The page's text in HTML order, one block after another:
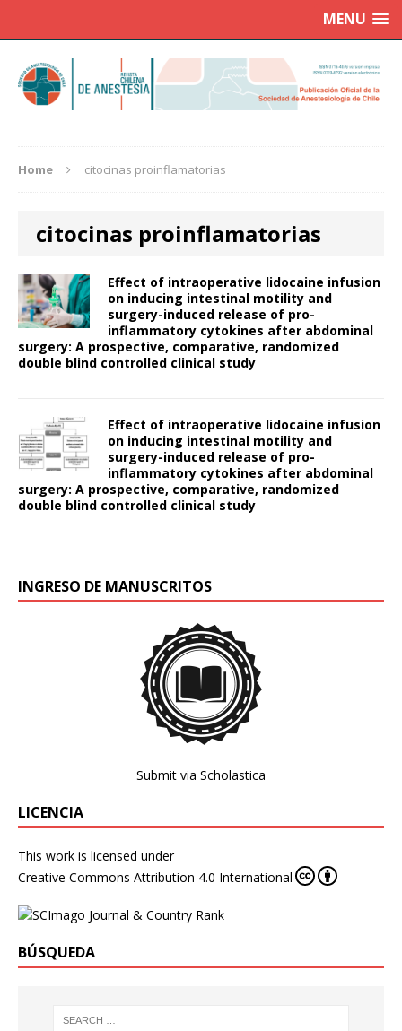
MENU
Home citocinas proinflamatorias
citocinas proinflamatorias
Effect of intraoperative lidocaine infusion
on inducing intestinal motility and
surgery-induced release of pro-
inflammatory cytokines after abdominal
surgery: A prospective, comparative, randomized
double blind controlled clinical study
Effect of intraoperative lidocaine infusion
on inducing intestinal motility and
surgery-induced release of pro-
inflammatory cytokines after abdominal
surgery: A prospective, comparative, randomized
double blind controlled clinical study
INGRESO DE MANUSCRITOS
Submit via Scholastica
LICENCIA
This work is licensed under
Creative Commons Attribution 4.0 International
BÚSQUEDA